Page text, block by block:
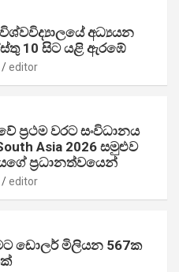
අධ්‍යයන
10 සිට යළි ඇරඹේ
editor
ප්‍රථම වරට සංවිධානය
Asia 2026 සමුළුව
ප්‍රධානත්වයෙන්
editor
ඩොලර් මිලියන 567ක